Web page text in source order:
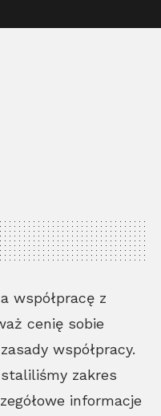
współpracę z
cenię sobie
współpracy.
zakres
informacje